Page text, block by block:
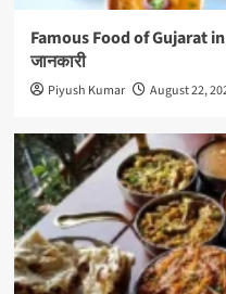
Famous Food of Gujarat
जानकारी
Piyush Kumar August 22,